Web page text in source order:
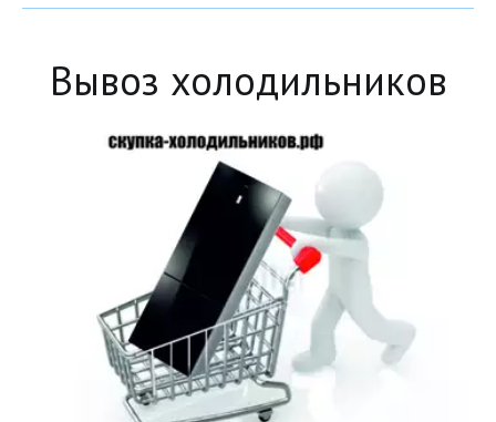
Вывоз холодильников